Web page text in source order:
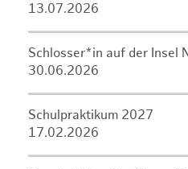
13.07.2026
Schlosser*in auf der Insel
30.06.2026
Schulpraktikum 2027
17.02.2026